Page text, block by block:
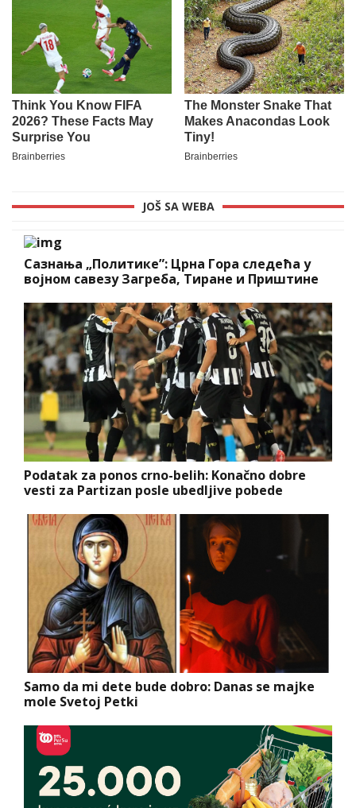
JOŠ SA WEBA
Сазнања „Политике”: Црна Гора следећа у
војном савезу Загреба, Тиране и Приштине
Podatak za ponos crno-belih: Konačno dobre
vesti za Partizan posle ubedljive pobede
Samo da mi dete bude dobro: Danas se majke
mole Svetoj Petki